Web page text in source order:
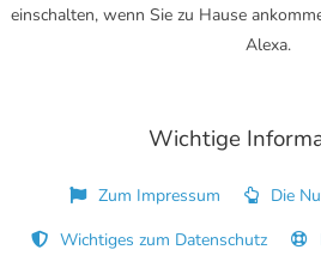
einschalten, wenn Sie zu Hause
Alexa.
Wichtige
Zum Impressum
Die
Wichtiges zum Datenschutz